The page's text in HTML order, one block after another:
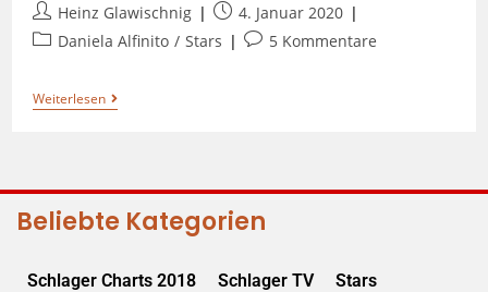
Heinz Glawischnig
4. Januar 2020
Daniela Alfinito / Stars 5 Kommentare
Weiterlesen
Beliebte Kategorien
Schlager Charts 2018 Schlager TV Stars